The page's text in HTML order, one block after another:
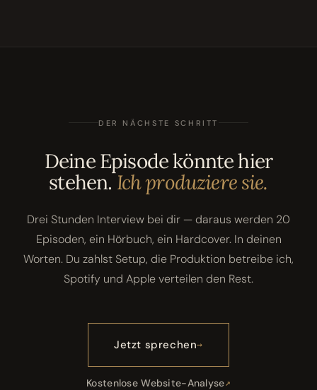
DER NÄCHSTE SCHRITT
Deine Episode könnte hier
stehen.Ich produziere sie.
Drei Stunden Interview bei dir — daraus werden 20
Episoden, ein Hörbuch, ein Hardcover. In deinen
Worten. Du zahlst Setup, die Produktion betreibe ich,
Spotify und Apple verteilen den Rest.
Jetzt sprechen
Kostenlose Website-Analyse